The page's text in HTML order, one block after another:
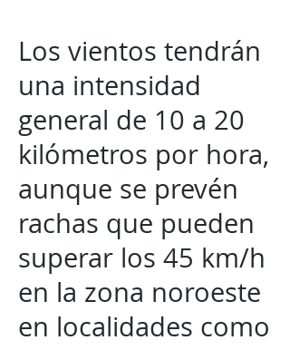
Los vientos tendrán
una intensidad
general de 10 a 20
kilómetros por hora,
aunque se prevén
rachas que pueden
superar los 45 km/h
en la zona noroeste
en localidades como